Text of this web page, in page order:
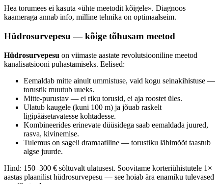
Hea torumees ei kasuta «ühte meetodit kõigele». Diagnoos
kaameraga annab info, milline tehnika on optimaalseim.
Hüdrosurvepesu — kõige tõhusam meetod
Hüdrosurvepesu on viimaste aastate revolutsiooniline meetod
kanalisatsiooni puhastamiseks. Eelised:
Eemaldab mitte ainult ummistuse, vaid kogu seinakihistuse —
torustik muutub uueks.
Mitte-purustav — ei riku torusid, ei aja roostet üles.
Ulatub kaugele (kuni 100 m) ja jõuab raskelt
ligipääsetavatesse kohtadesse.
Kombineerides erinevate düüsidega saab eemaldada juured,
rasva, kivinemise.
Tulemus on sageli dramaatiline — torustiku läbimõõt taastub
algse juurde.
Hind: 150–300 € sõltuvalt ulatusest. Soovitame korteriühistutele 1×
aastas plaanilist hüdrosurvepesu — see hoiab ära enamiku tulevased